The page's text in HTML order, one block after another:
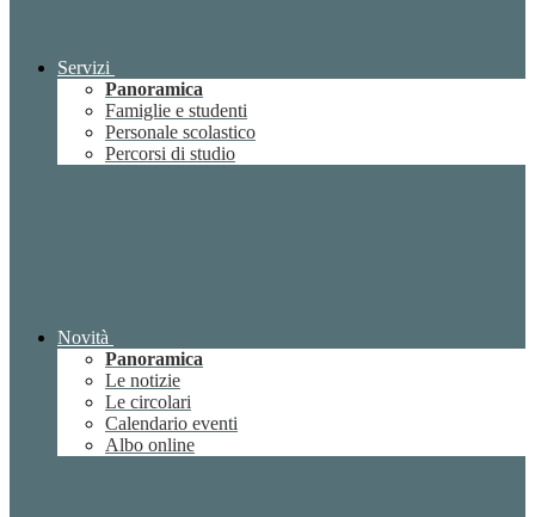
Servizi
Panoramica
Famiglie e studenti
Personale scolastico
Percorsi di studio
Novità
Panoramica
Le notizie
Le circolari
Calendario eventi
Albo online